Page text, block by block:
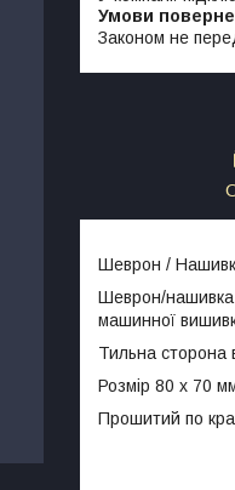
Законом не
Шеврон /
Шеврон/нашивка
машинної
Тильна сторона
Розмір 80 х 70
Прошитий по